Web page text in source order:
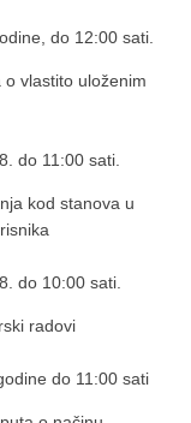
do 12:00 sati.
vlastito uloženim
do 11:00 sati.
kod stanova u
do 10:00 sati.
radovi
do 11:00 sati